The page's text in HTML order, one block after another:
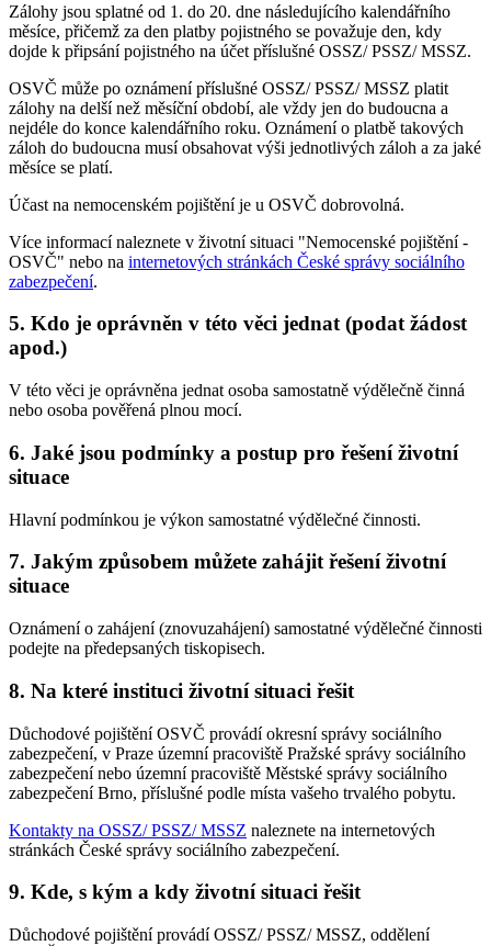
Zálohy jsou splatné od 1. do 20. dne následujícího kalendářního
měsíce, přičemž za den platby pojistného se považuje den, kdy
dojde k připsání pojistného na účet příslušné OSSZ/ PSSZ/ MSSZ.
OSVČ může po oznámení příslušné OSSZ/ PSSZ/ MSSZ platit
zálohy na delší než měsíční období, ale vždy jen do budoucna a
nejdéle do konce kalendářního roku. Oznámení o platbě takových
záloh do budoucna musí obsahovat výši jednotlivých záloh a za jaké
měsíce se platí.
Účast na nemocenském pojištění je u OSVČ dobrovolná.
Více informací naleznete v životní situaci "Nemocenské pojištění -
OSVČ" nebo na internetových stránkách České správy sociálního
zabezpečení.
5. Kdo je oprávněn v této věci jednat (podat žádost
apod.)
V této věci je oprávněna jednat osoba samostatně výdělečně činná
nebo osoba pověřená plnou mocí.
6. Jaké jsou podmínky a postup pro řešení životní
situace
Hlavní podmínkou je výkon samostatné výdělečné činnosti.
7. Jakým způsobem můžete zahájit řešení životní
situace
Oznámení o zahájení (znovuzahájení) samostatné výdělečné činnosti
podejte na předepsaných tiskopisech.
8. Na které instituci životní situaci řešit
Důchodové pojištění OSVČ provádí okresní správy sociálního
zabezpečení, v Praze územní pracoviště Pražské správy sociálního
zabezpečení nebo územní pracoviště Městské správy sociálního
zabezpečení Brno, příslušné podle místa vašeho trvalého pobytu.
Kontakty na OSSZ/ PSSZ/ MSSZ naleznete na internetových
stránkách České správy sociálního zabezpečení.
9. Kde, s kým a kdy životní situaci řešit
Důchodové pojištění provádí OSSZ/ PSSZ/ MSSZ, oddělení